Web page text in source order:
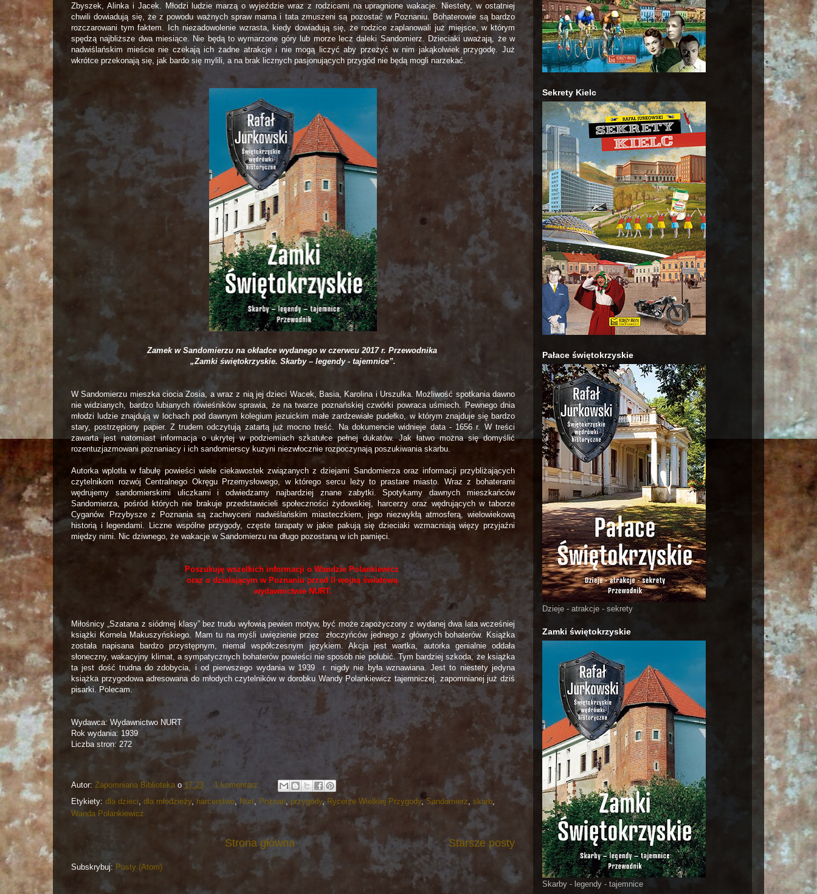
Zbyszek, Alinka i Jacek. Młodzi ludzie marzą o wyjeździe wraz z rodzicami na upragnione wakacje. Niestety, w ostatniej
chwili dowiadują się, że z powodu ważnych spraw mama i tata zmuszeni są pozostać w Poznaniu. Bohaterowie są bardzo
rozczarowani tym faktem. Ich niezadowolenie wzrasta, kiedy dowiadują się, że rodzice zaplanowali już miejsce, w którym
spędzą najbliższe dwa miesiące. Nie będą to wymarzone góry lub morze lecz daleki Sandomierz. Dzieciaki uważają, że w
nadwiślańskim mieście nie czekają ich żadne atrakcje i nie mogą liczyć aby przeżyć w nim jakąkolwiek przygodę. Już
wkrótce przekonają się, jak bardo się mylili, a na brak licznych pasjonujących przygód nie będą mogli narzekać.
Zamek w Sandomierzu na okładce wydanego w czerwcu 2017 r. Przewodnika
„Zamki świętokrzyskie. Skarby – legendy - tajemnice”.
W Sandomierzu mieszka ciocia Zosia, a wraz z nią jej dzieci Wacek, Basia, Karolina i Urszulka. Możliwość spotkania dawno
nie widzianych, bardzo lubianych rówieśników sprawia, że na twarze poznańskiej czwórki powraca uśmiech. Pewnego dnia
młodzi ludzie znajdują w lochach pod dawnym kolegium jezuickim małe zardzewiałe pudełko, w którym znajduje się bardzo
stary, postrzępiony papier. Z trudem odczytują zatartą już mocno treść. Na dokumencie widnieje data - 1656 r. W treści
zawarta jest natomiast informacja o ukrytej w podziemiach szkatułce pełnej dukatów. Jak łatwo można się domyślić
rozentuzjazmowani poznaniacy i ich sandomierscy kuzyni niezwłocznie rozpoczynają poszukiwania skarbu.
Autorka wplotła w fabułę powieści wiele ciekawostek związanych z dziejami Sandomierza oraz informacji przybliżających
czytelnikom rozwój Centralnego Okręgu Przemysłowego, w którego sercu leży to prastare miasto. Wraz z bohaterami
wędrujemy sandomierskimi uliczkami i odwiedzamy najbardziej znane zabytki. Spotykamy dawnych mieszkańców
Sandomierza, pośród których nie brakuje przedstawicieli społeczności żydowskiej, harcerzy oraz wędrujących w taborze
Cyganów. Przybysze z Poznania są zachwyceni nadwiślańskim miasteczkiem, jego niezwykłą atmosferą, wielowiekową
historią i legendami. Liczne wspólne przygody, częste tarapaty w jakie pakują się dzieciaki wzmacniają więzy przyjaźni
między nimi. Nic dziwnego, że wakacje w Sandomierzu na długo pozostaną w ich pamięci.
Poszukuję wszelkich informacji o Wandzie Polankiewicz
oraz o działającym w Poznaniu przed II wojną światową
wydawnictwie NURT.
Miłośnicy „Szatana z siódmej klasy” bez trudu wyłowią pewien motyw, być może zapożyczony z wydanej dwa lata wcześniej
książki Kornela Makuszyńskiego. Mam tu na myśli uwięzienie przez złoczyńców jednego z głównych bohaterów. Książka
została napisana bardzo przystępnym, niemal współczesnym językiem. Akcja jest wartka, autorka genialnie oddała
słoneczny, wakacyjny klimat, a sympatycznych bohaterów powieści nie sposób nie polubić. Tym bardziej szkoda, że książka
ta jest dość trudna do zdobycia, i od pierwszego wydania w 1939 r. nigdy nie była wznawiana. Jest to niestety jedyna
książka przygodowa adresowana do młodych czytelników w dorobku Wandy Polankiewicz tajemniczej, zapomnianej już dziś
pisarki. Polecam.
Wydawca: Wydawnictwo NURT
Rok wydania: 1939
Liczba stron: 272
Autor: Zapomniana Biblioteka o 17:23
1 komentarz:
Etykiety: dla dzieci dla młodzieży harcerstwo Nurt Poznań przygody, Rycerze Wielkiej Przygody,Sandomierz skarb
Wanda Polankiewicz
Starsze posty
Strona główna
Subskrybuj: Posty (Atom)
Sekrety Kielc
Pałace świętokrzyskie
Dzieje - atrakcje - sekrety
Zamki świętokrzyskie
Skarby - legendy - tajemnice